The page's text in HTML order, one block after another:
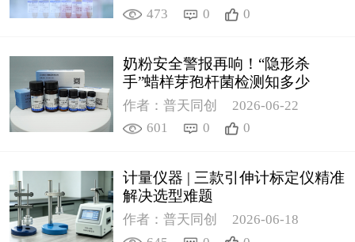
473
0 0
奶粉安全警报再响！“隐形杀
手”蜡样芽孢杆菌检测知多少
作者：普天同创
2026-06-22
601
0 0
计量仪器 | 三款引伸计标定仪精准
解决选型难题
作者：普天同创
2026-06-18